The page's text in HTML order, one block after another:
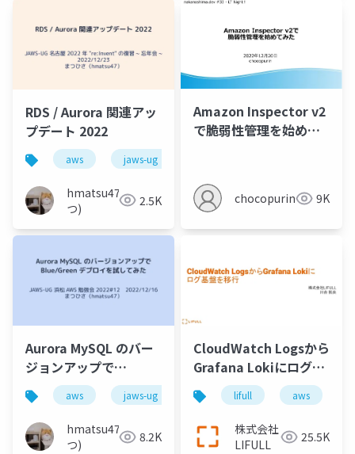
RDS / Aurora 関連アッ
プデート 2022
aws jaws-ug
hmatsu47(ま
つ)
2.5K
Amazon Inspector v2
で脆弱性管理を始めて
chocopurin 9K
Aurora MySQL のバー
ジョンアップで
Blue_Green デプロイ
を試してみた
aws jaws-ug aurora 移行
hmatsu47(ま
つ)
8.2K
CloudWatch Logsから
Grafana Lokiにログ基
盤を移行lifull aws
株式会社
LIFULL
25.5K